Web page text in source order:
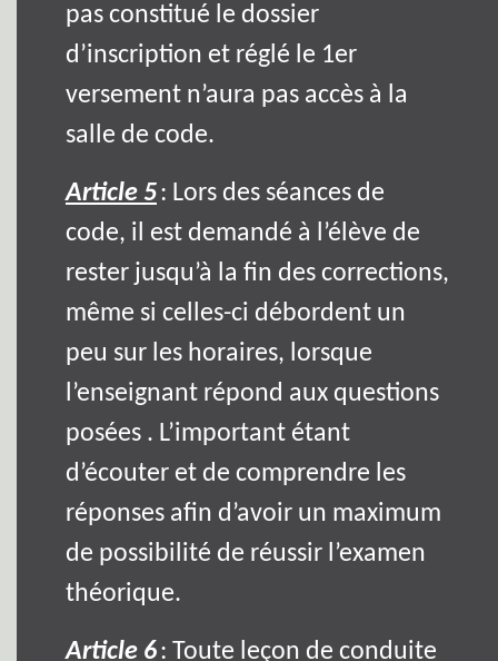
pas constitué le dossier
d’inscription et réglé le 1er
versement n’aura pas accès à la
salle de code.
Article 5: Lors des séances de
code, il est demandé à l’élève de
rester jusqu’à la fin des corrections,
même si celles-ci débordent un
peu sur les horaires, lorsque
l’enseignant répond aux questions
posées . L’important étant
d’écouter et de comprendre les
réponses afin d’avoir un maximum
de possibilité de réussir l’examen
théorique.
Article 6: Toute leçon de conduite